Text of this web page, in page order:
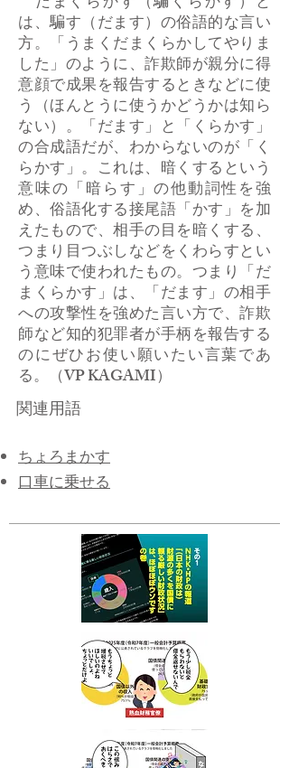
は、騙す（だます）の俗語的な言い
方。「うまくだまくらかしてやりま
した」のように、詐欺師が親分に得
意顔で成果を報告するときなどに使
う（ほんとうに使うかどうかは知ら
ない）。「だます」と「くらかす」
の合成語だが、わからないのが「く
らかす」。これは、暗くするという
意味の「暗らす」の他動詞性を強
め、俗語化する接尾語「かす」を加
えたもので、相手の目を暗くする、
つまり目つぶしなどをくわらすとい
う意味で使われたもの。つまり「だ
まくらかす」は、「だます」の相手
への攻撃性を強めた言い方で、詐欺
師など知的犯罪者が手柄を報告する
のにぜひお使い願いたい言葉であ
る。（VP KAGAMI）
関連用語
ちょろまかす
​口車に乗せる